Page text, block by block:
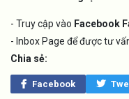
- Truy cập vào Facebook
- Inbox Page để được tư
Chia sẻ:
Facebook